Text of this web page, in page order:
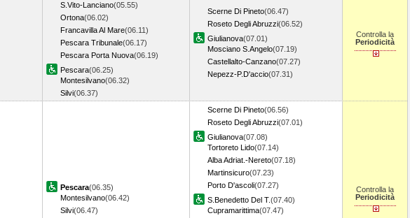
S.Vito-Lanciano(05.55)
Ortona(06.02)
Francavilla Al Mare(06.11)
Pescara Tribunale(06.17)
Pescara Porta Nuova(06.19)
Pescara(06.25)
Montesilvano(06.32)
Silvi(06.37)
Scerne Di Pineto(06.47)
Roseto Degli Abruzzi(06.52)
Giulianova(07.01)
Mosciano S.Angelo(07.19)
Castellalto-Canzano(07.27)
Nepezz-P.D'accio(07.31)
Controlla la
Periodicità
Pescara(06.35)
Montesilvano(06.42)
Silvi(06.47)
Scerne Di Pineto(06.56)
Roseto Degli Abruzzi(07.01)
Giulianova(07.08)
Tortoreto Lido(07.14)
Alba Adriat.-Nereto(07.18)
Martinsicuro(07.23)
Porto D'ascoli(07.27)
S.Benedetto Del T.(07.40)
Cupramarittima(07.47)
Controlla la
Periodicità